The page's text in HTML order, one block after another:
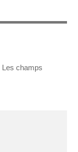
Les champs